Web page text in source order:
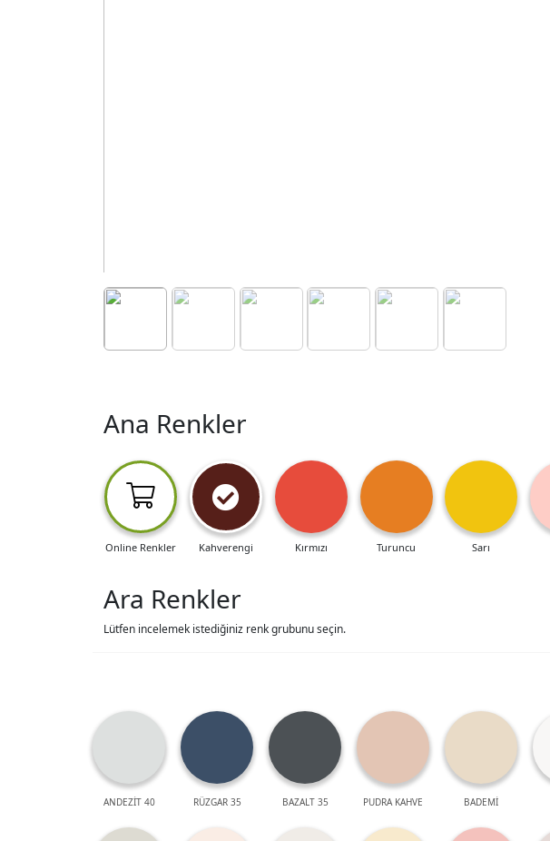
Ana Renkler
Online Renkler Kahverengi Kırmızı Turuncu Sarı
Ara Renkler
Lütfen incelemek istediğiniz renk grubunu seçin.
ANDEZİT 40 RÜZGAR 35 BAZALT 35 PUDRA KAHVE BADEMİ